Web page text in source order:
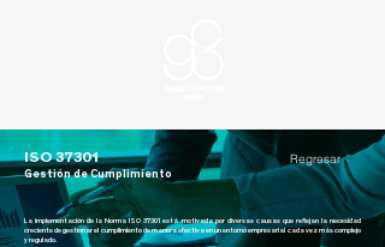
ISO 37301
Gestión de Cumplimiento
Regresar
La implementación de la Norma ISO 37301 está motivada por diversas causas que reflejan la necesidad
creciente de gestionar el cumplimiento de manera efectiva en un entorno empresarial cada vez más complejo
y regulado.